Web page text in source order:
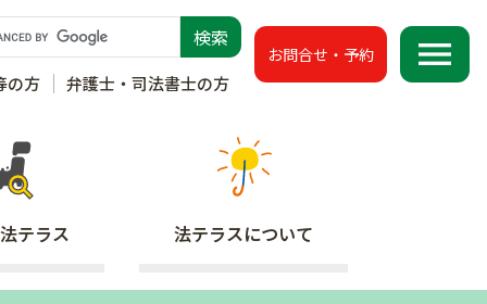
の方 弁護士・司法書士の方
お問合せ・予約 menu
法テラス 法テラスについて